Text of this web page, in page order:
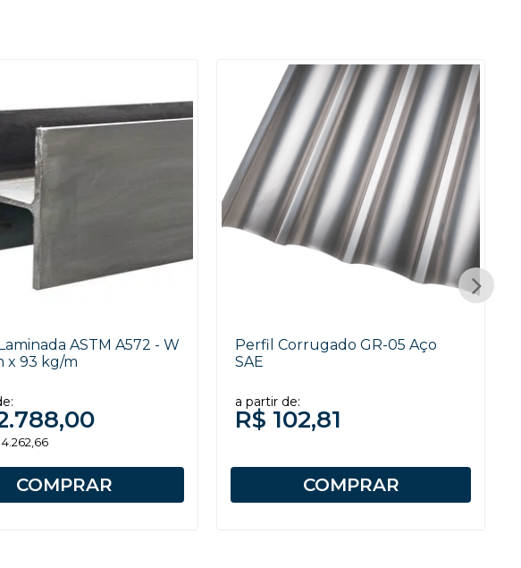
ASTM A572 - W
x 93 kg/m
COMPRAR
Perfil Corrugado GR-05 Aço
SAE
a partir de:
R$ 102,81
COMPRAR